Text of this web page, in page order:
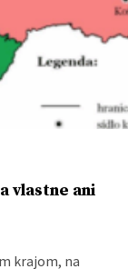
vlastne ani
krajom, na